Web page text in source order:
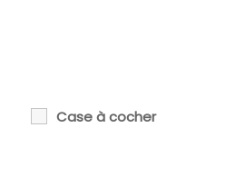
Case à cocher